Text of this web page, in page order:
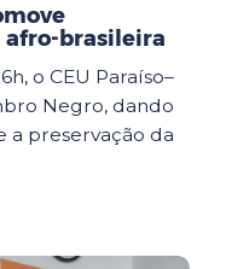
afro-brasileira
o CEU Paraíso–
Negro, dando
a preservação da